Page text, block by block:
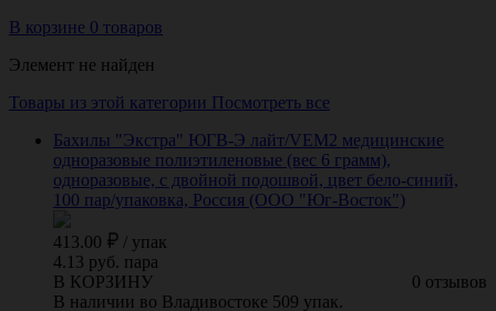
В корзине 0 товаров
Элемент не найден
Товары из этой категории Посмотреть все
Бахилы "Экстра" ЮГВ-Э лайт/VEM2 медицинские
одноразовые полиэтиленовые (вес 6 грамм),
одноразовые, с двойной подошвой, цвет бело-синий,
100 пар/упаковка, Россия (ООО "Юг-Восток")
413.00 / упак
4.13 руб. пара
0 отзывов
В КОРЗИНУ
В наличии во Владивостоке 509 упак.